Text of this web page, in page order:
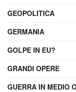
GEOPOLITICA
GERMANIA
GOLPE IN EU?
GRANDI OPERE
GUERRA IN MEDIO